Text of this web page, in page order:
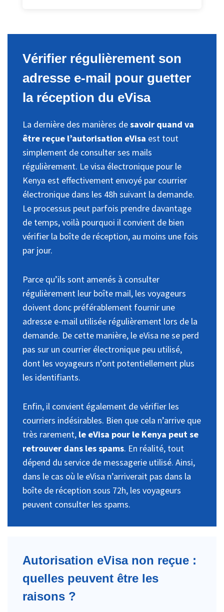
Vérifier régulièrement son
adresse e-mail pour guetter
la réception du eVisa
La dernière des manières desavoir quand va
être reçue l’autorisation eVisa est tout
simplement de consulter ses mails
régulièrement. Le visa électronique pour le
Kenya est effectivement envoyé par courrier
électronique dans les 48h suivant la demande.
Le processus peut parfois prendre davantage
de temps, voilà pourquoi il convient de bien
vérifier la boîte de réception, au moins une fois
par jour.
Parce qu’ils sont amenés à consulter
régulièrement leur boîte mail, les voyageurs
doivent donc préférablement fournir une
adresse e-mail utilisée régulièrement lors de la
demande. De cette manière, le eVisa ne se perd
pas sur un courrier électronique peu utilisé,
dont les voyageurs n’ont potentiellement plus
les identifiants.
Enfin, il convient également de vérifier les
courriers indésirables. Bien que cela n’arrive que
très rarement, le eVisa pour le Kenya peut se
retrouver dans les spams. En réalité, tout
dépend du service de messagerie utilisé. Ainsi,
dans le cas où le eVisa n’arriverait pas dans la
boîte de réception sous 72h, les voyageurs
peuvent consulter les spams.
Autorisation eVisa non reçue :
quelles peuvent être les
raisons ?